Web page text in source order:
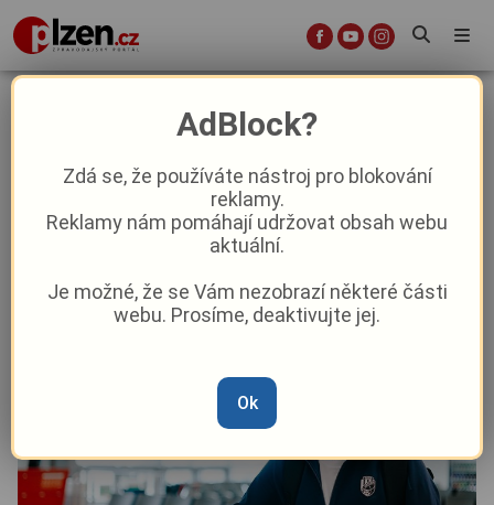
Záložník Sojka se vrátil do Plzně, s
týmem odletí na soustředění
|10:16
AdBlock?
Zdá se, že používáte nástroj pro blokování
reklamy.
Reklamy nám pomáhají udržovat obsah webu
aktuální.
Je možné, že se Vám nezobrazí některé části
webu. Prosíme, deaktivujte jej.
Ok